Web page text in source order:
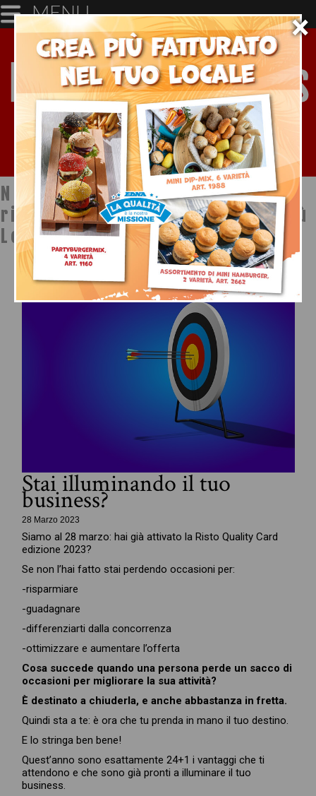
×
MENU
Notizie dal mondo della
ristorazione a cura di Ristopiù
Lombardia SpA
Stai illuminando il tuo
business?
28 Marzo 2023
Siamo al 28 marzo: hai già attivato la Risto Quality Card
edizione 2023?
Se non l’hai fatto stai perdendo occasioni per:
-risparmiare
-guadagnare
-differenziarti dalla concorrenza
-ottimizzare e aumentare l’offerta
Cosa succede quando una persona perde un sacco di
occasioni per migliorare la sua attività?
È destinato a chiuderla, e anche abbastanza in fretta.
Quindi sta a te: è ora che tu prenda in mano il tuo destino.
E lo stringa ben bene!
Quest’anno sono esattamente 24+1 i vantaggi che ti
attendono e che sono già pronti a illuminare il tuo
business.